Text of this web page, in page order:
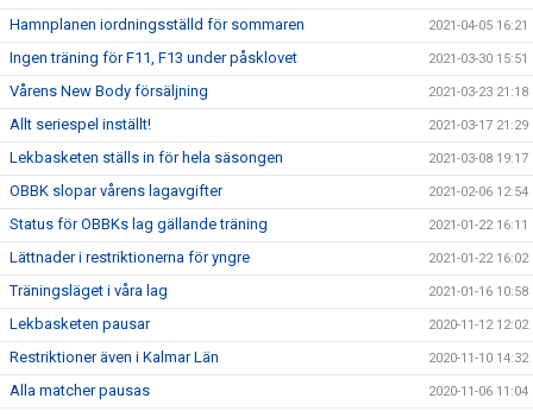
Hamnplanen iordningsställd för sommaren 2021-04-05 16:21
Ingen träning för F11, F13 under påsklovet 2021-03-30 15:51
Vårens New Body försäljning 2021-03-23 21:18
Allt seriespel inställt! 2021-03-17 21:29
Lekbasketen ställs in för hela säsongen 2021-03-08 19:17
OBBK slopar vårens lagavgifter 2021-02-06 12:54
Status för OBBKs lag gällande träning 2021-01-22 16:11
Lättnader i restriktionerna för yngre 2021-01-22 16:02
Träningsläget i våra lag 2021-01-16 10:58
Lekbasketen pausar 2020-11-12 12:02
Restriktioner även i Kalmar Län 2020-11-10 14:32
Alla matcher pausas 2020-11-06 11:04